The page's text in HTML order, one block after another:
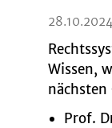
28.10.2024
Wissen,
nächsten
Prof.